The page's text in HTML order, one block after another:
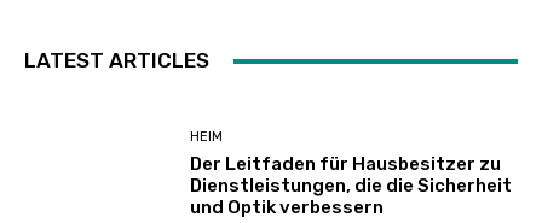
LATEST ARTICLES
HEIM
Der Leitfaden für Hausbesitzer zu
Dienstleistungen, die die Sicherheit
und Optik verbessern